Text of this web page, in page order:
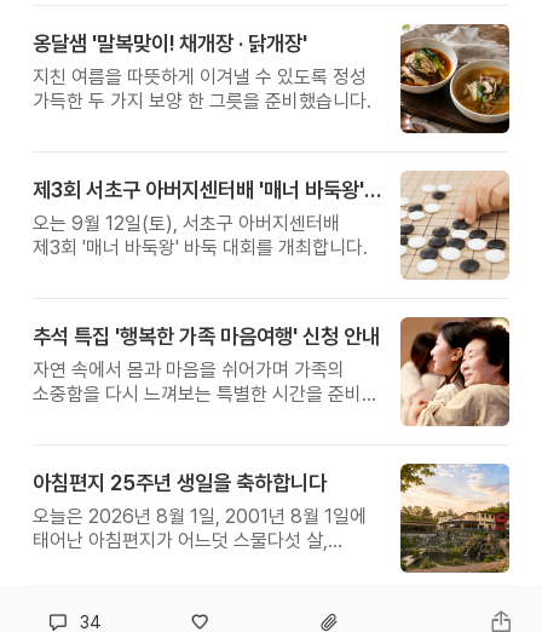
옹달샘 '말복맞이! 채개장 · 닭개장'
지친 여름을 따뜻하게 이겨낼 수 있도록 정성
가득한 두 가지 보양 한 그릇을 준비했습니다.
제3회 서초구 아버지센터배 '매너 바둑왕' 대회
오는 9월 12일(토), 서초구 아버지센터배
제3회 '매너 바둑왕' 바둑 대회를 개최합니다.
추석 특집 '행복한 가족 마음여행' 신청 안내
자연 속에서 몸과 마음을 쉬어가며 가족의
소중함을 다시 느껴보는 특별한 시간을 준비해
아침편지 25주년 생일을 축하합니다
오늘은 2026년 8월 1일, 2001년 8월 1일에
태어난 아침편지가 어느덧 스물다섯 살,
34